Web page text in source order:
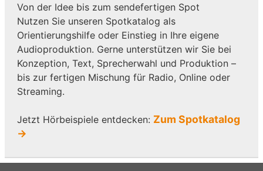
Von der Idee bis zum sendefertigen Spot
Nutzen Sie unseren Spotkatalog als
Orientierungshilfe oder Einstieg in Ihre eigene
Audioproduktion. Gerne unterstützen wir Sie bei
Konzeption, Text, Sprecherwahl und Produktion –
bis zur fertigen Mischung für Radio, Online oder
Streaming.
Jetzt Hörbeispiele entdecken: Zum Spotkatalog
→